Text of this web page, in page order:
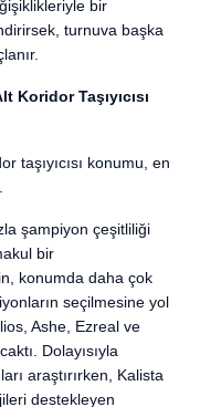
bir
turnuva başka
Koridor Taşıyıcısı
taşıyıcısı konumu, en
şampiyon çeşitliliği
bir
konumda daha çok
seçilmesine yol
Ashe, Ezreal ve
Dolayısıyla
araştırırken, Kalista
destekleyen